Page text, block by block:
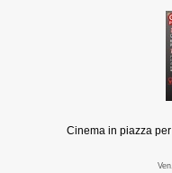
Cinema in piazza